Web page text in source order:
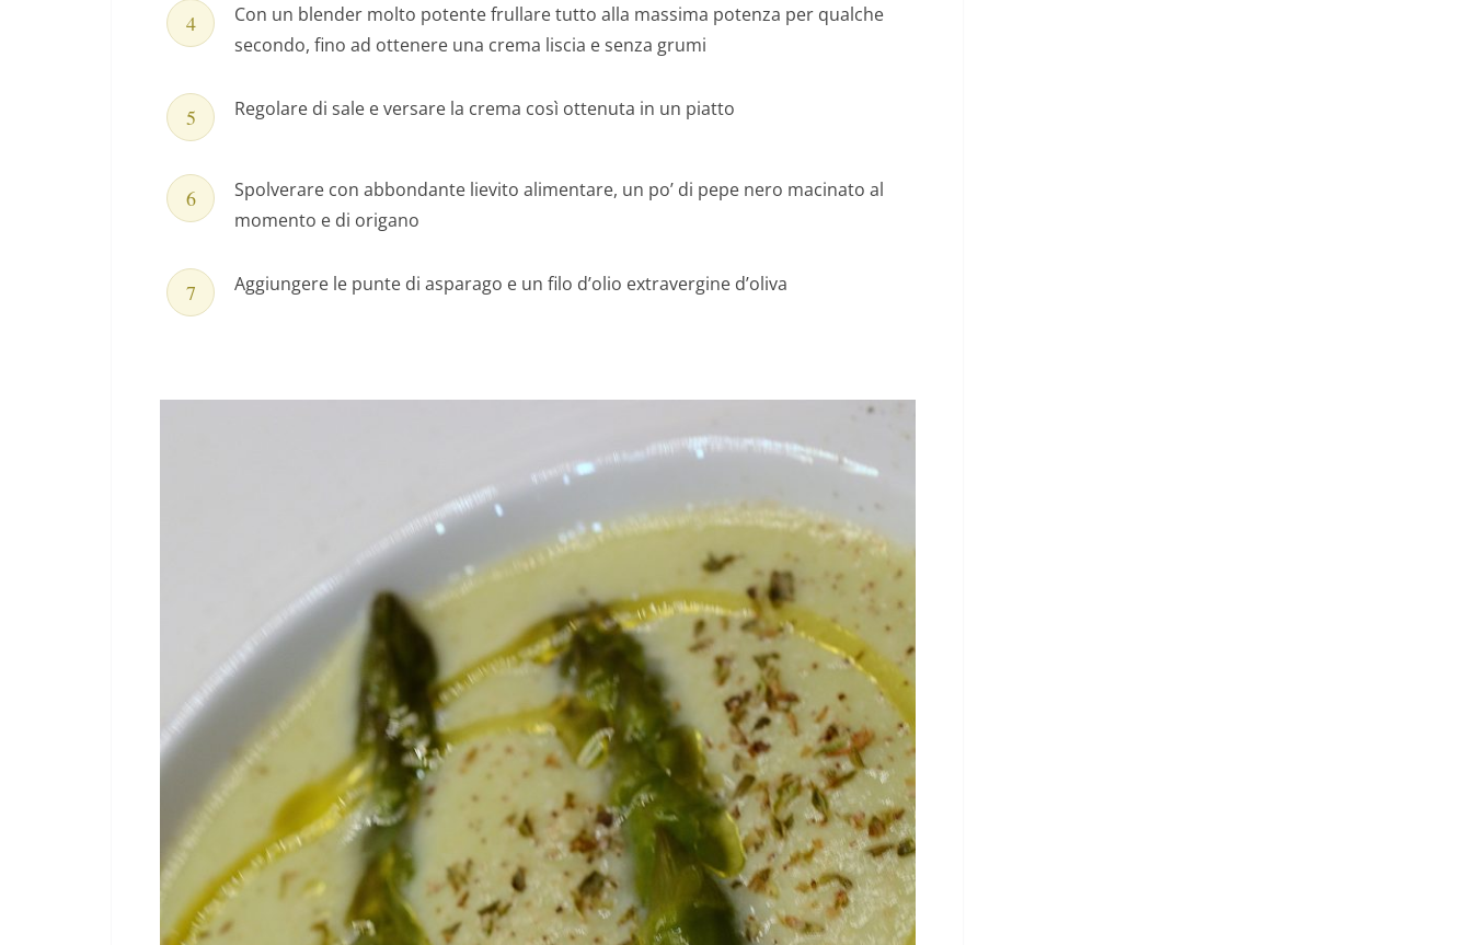
Con un blender molto potente frullare tutto alla massima potenza per qualche
secondo, fino ad ottenere una crema liscia e senza grumi
Regolare di sale e versare la crema così ottenuta in un piatto
Spolverare con abbondante lievito alimentare, un po’ di pepe nero macinato al
momento e di origano
Aggiungere le punte di asparago e un filo d’olio extravergine d’oliva